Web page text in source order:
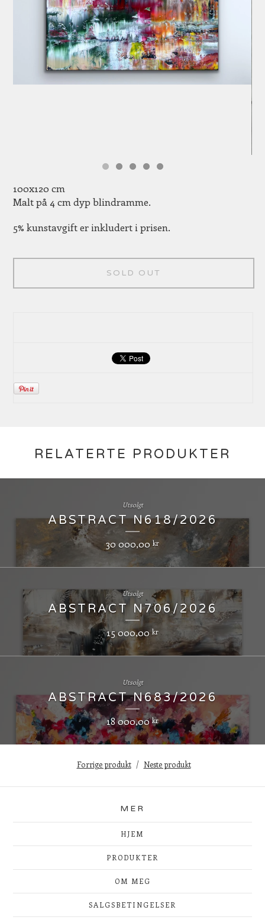
100x120 cm
Malt på 4 cm dyp blindramme.
5% kunstavgift er inkludert i prisen.
SOLD OUT
RELATERTE PRODUKTER
ABSTRACT N618/2026
30 000,00 kr
Utsolgt
ABSTRACT N706/2026
15 000,00kr
Utsolgt
ABSTRACT N683/2026
18 000,00kr
Utsolgt
Forrige produkt Neste produkt
MER
HJEM
PRODUKTER
OM MEG
SALGSBETINGELSER